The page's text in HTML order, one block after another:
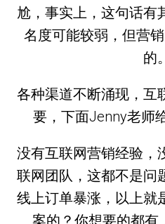
尬，事实上，这句话有
名度可能较弱，但营
的。
各种渠道不断涌现，互
要，下面Jenny老师
没有互联网营销经验，
联网团队，这都不是问
线上订单暴涨，以上就